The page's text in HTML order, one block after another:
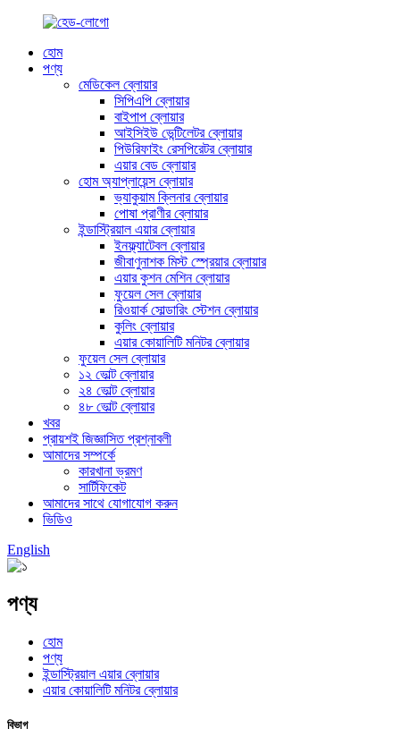
হোম
পণ্য
মেডিকেল ব্লোয়ার
সিপিএপি ব্লোয়ার
বাইপাপ ব্লোয়ার
আইসিইউ ভেন্টিলেটর ব্লোয়ার
পিউরিফাইং রেসপিরেটর ব্লোয়ার
এয়ার বেড ব্লোয়ার
হোম অ্যাপ্লায়েন্স ব্লোয়ার
ভ্যাকুয়াম ক্লিনার ব্লোয়ার
পোষা প্রাণীর ব্লোয়ার
ইন্ডাস্ট্রিয়াল এয়ার ব্লোয়ার
ইনফ্ল্যাটেবল ব্লোয়ার
জীবাণুনাশক মিস্ট স্প্রেয়ার ব্লোয়ার
এয়ার কুশন মেশিন ব্লোয়ার
ফুয়েল সেল ব্লোয়ার
রিওয়ার্ক সোল্ডারিং স্টেশন ব্লোয়ার
কুলিং ব্লোয়ার
এয়ার কোয়ালিটি মনিটর ব্লোয়ার
ফুয়েল সেল ব্লোয়ার
১২ ভোল্ট ব্লোয়ার
২৪ ভোল্ট ব্লোয়ার
৪৮ ভোল্ট ব্লোয়ার
খবর
প্রায়শই জিজ্ঞাসিত প্রশ্নাবলী
আমাদের সম্পর্কে
কারখানা ভ্রমণ
সার্টিফিকেট
আমাদের সাথে যোগাযোগ করুন
ভিডিও
English
পণ্য
হোম
পণ্য
ইন্ডাস্ট্রিয়াল এয়ার ব্লোয়ার
এয়ার কোয়ালিটি মনিটর ব্লোয়ার
বিভাগ